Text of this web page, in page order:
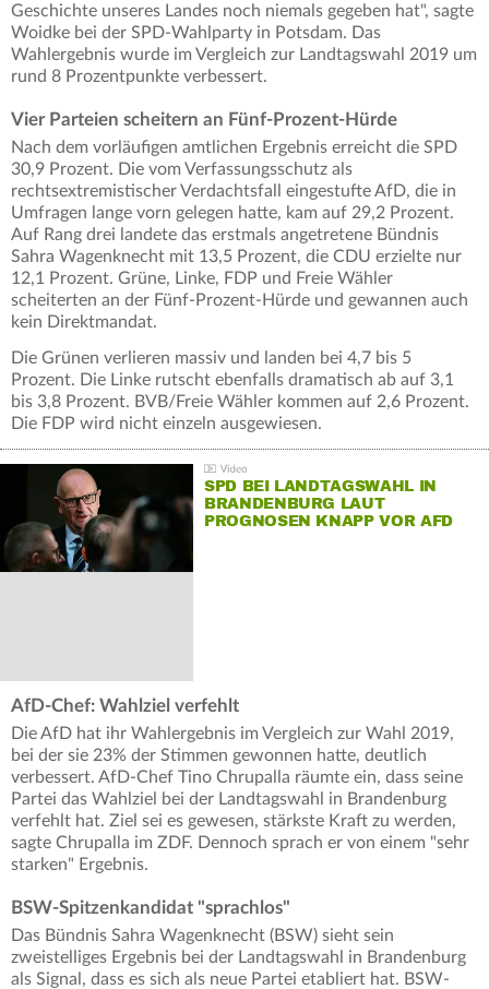
Geschichte unseres Landes noch niemals gegeben hat", sagte
Woidke bei der SPD-Wahlparty in Potsdam. Das
Wahlergebnis wurde im Vergleich zur Landtagswahl 2019 um
rund 8 Prozentpunkte verbessert.
Vier Parteien scheitern an Fünf-Prozent-Hürde
Nach dem vorläufigen amtlichen Ergebnis erreicht die SPD
30,9 Prozent. Die vom Verfassungsschutz als
rechtsextremistischer Verdachtsfall eingestufte AfD, die in
Umfragen lange vorn gelegen hatte, kam auf 29,2 Prozent.
Auf Rang drei landete das erstmals angetretene Bündnis
Sahra Wagenknecht mit 13,5 Prozent, die CDU erzielte nur
12,1 Prozent. Grüne, Linke, FDP und Freie Wähler
scheiterten an der Fünf-Prozent-Hürde und gewannen auch
kein Direktmandat.
Die Grünen verlieren massiv und landen bei 4,7 bis 5
Prozent. Die Linke rutscht ebenfalls dramatisch ab auf 3,1
bis 3,8 Prozent. BVB/Freie Wähler kommen auf 2,6 Prozent.
Die FDP wird nicht einzeln ausgewiesen.
SPD BEI LANDTAGSWAHL IN
BRANDENBURG LAUT
PROGNOSEN KNAPP VOR AFD
AfD-Chef: Wahlziel verfehlt
Die AfD hat ihr Wahlergebnis im Vergleich zur Wahl 2019,
bei der sie 23% der Stimmen gewonnen hatte, deutlich
verbessert. AfD-Chef Tino Chrupalla räumte ein, dass seine
Partei das Wahlziel bei der Landtagswahl in Brandenburg
verfehlt hat. Ziel sei es gewesen, stärkste Kraft zu werden,
sagte Chrupalla im ZDF. Dennoch sprach er von einem "sehr
starken" Ergebnis.
BSW-Spitzenkandidat "sprachlos"
Das Bündnis Sahra Wagenknecht (BSW) sieht sein
zweistelliges Ergebnis bei der Landtagswahl in Brandenburg
als Signal, dass es sich als neue Partei etabliert hat. BSW-